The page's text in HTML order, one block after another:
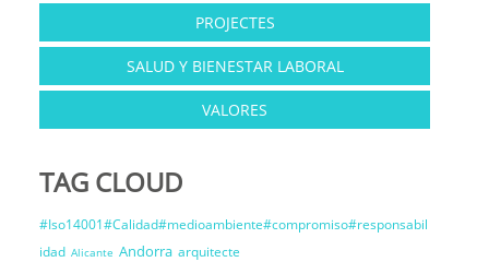
PROJECTES
SALUD Y BIENESTAR LABORAL
VALORES
TAG CLOUD
#Iso14001#Calidad#medioambiente#compromiso#responsabil
idad Alicante Andorra arquitecte